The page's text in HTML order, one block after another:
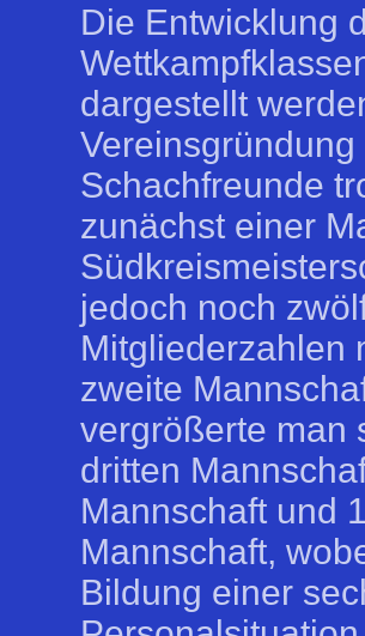
Die Entwicklung
dargestellt
Schachfreunde
zunächst einer
jedoch noch
Mitgliederzahlen
zweite
vergrößerte man
dritten
Mannschaft und
Mannschaft,
Bildung einer